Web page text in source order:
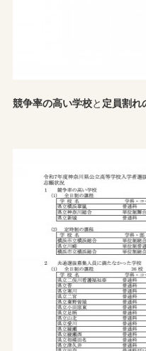
競争率の高い学校と 定員割れ